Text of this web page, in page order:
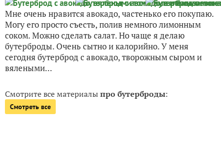
Мне очень нравится авокадо, частенько его покупаю.
Могу его просто съесть, полив немного лимонным
соком. Можно сделать салат. Но чаще я делаю
бутерброды. Очень сытно и калорийно. У меня
сегодня бутерброд с авокадо, творожным сыром и
вялеными...
Смотрите все материалыпро бутерброды:
Смотреть все